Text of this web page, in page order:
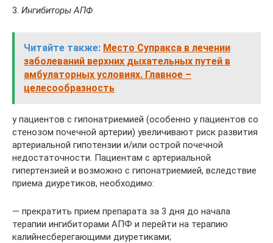
3. Ингибиторы АПФ
Читайте также: Место Супракса в лечении
заболеваний верхних дыхательных путей в
амбулаторных условиях. Главное –
целесообразность
у пациентов с гипонатриемией (особенно у пациентов со
стенозом почечной артерии) увеличивают риск развития
артериальной гипотензии и/или острой почечной
недостаточности. Пациентам с артериальной
гипертензией и возможно с гипонатриемией, вследствие
приема диуретиков, необходимо:
— прекратить прием препарата за 3 дня до начала
терапии ингибиторами АПФ и перейти на терапию
калийнесберегающими диуретиками;